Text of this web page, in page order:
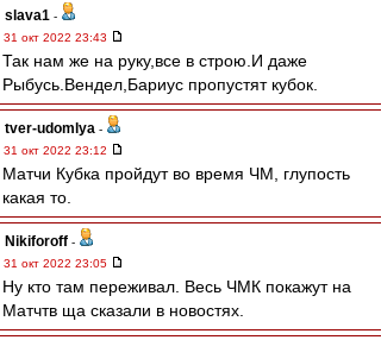
slava1 -
31 окт 2022 23:43
Так нам же на руку,все в строю.И даже
Рыбусь.Вендел,Бариус пропустят кубок.
tver-udomlya -
31 окт 2022 23:12
Матчи Кубка пройдут во время ЧМ, глупость
какая то.
Nikiforoff -
31 окт 2022 23:05
Ну кто там переживал. Весь ЧМК покажут на
Матчтв ща сказали в новостях.